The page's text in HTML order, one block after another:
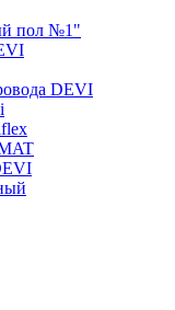
пол №1"
DEVI